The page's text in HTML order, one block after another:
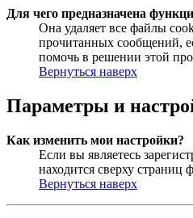
Для чего предназначена
Она удаляет все файлы
прочитанных сообщений,
помочь в решении этой
Вернуться наверх
Параметры и
Как изменить мои настройки?
Если вы являетесь
находится сверху страниц
Вернуться наверх